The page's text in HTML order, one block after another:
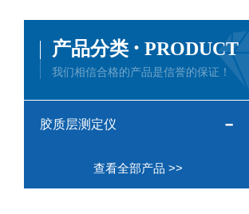
产品分类 · PRODUCT
我们相信合格的产品是信誉的保证！
胶质层测定仪
查看全部产品 >>